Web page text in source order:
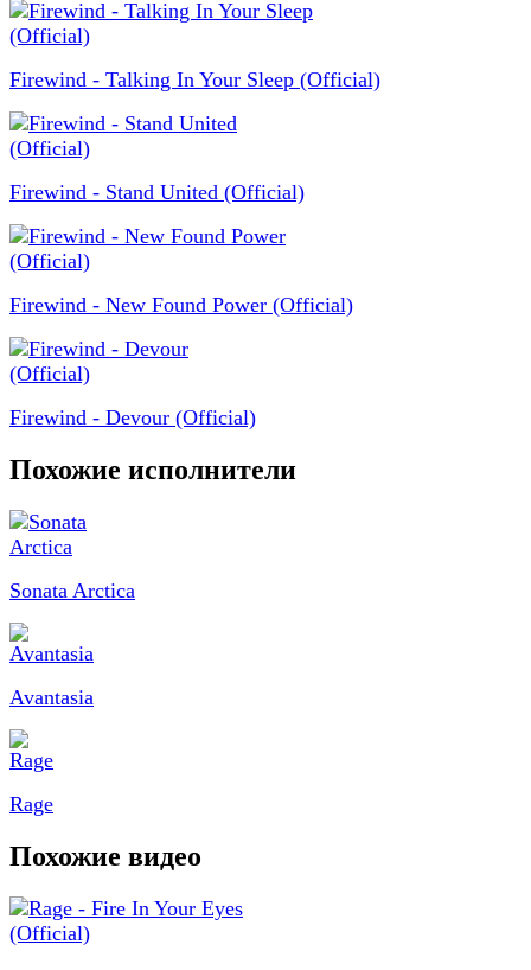
Firewind - Talking In Your Sleep (Official)
Firewind - Stand United (Official)
Firewind - New Found Power (Official)
Firewind - Devour (Official)
Похожие исполнители
Sonata Arctica
Avantasia
Rage
Похожие видео